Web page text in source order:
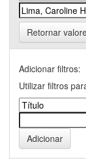
Retornar
Adicionar filtros:
Utilizar filtros